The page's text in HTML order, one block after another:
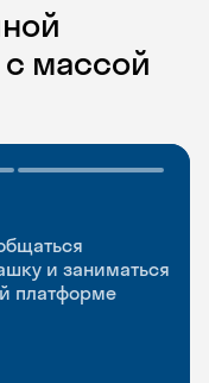
массой
и заниматься
платформе
слова где
практики